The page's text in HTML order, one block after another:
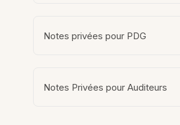
Notes privées pour PDG
Notes Privées pour Auditeurs